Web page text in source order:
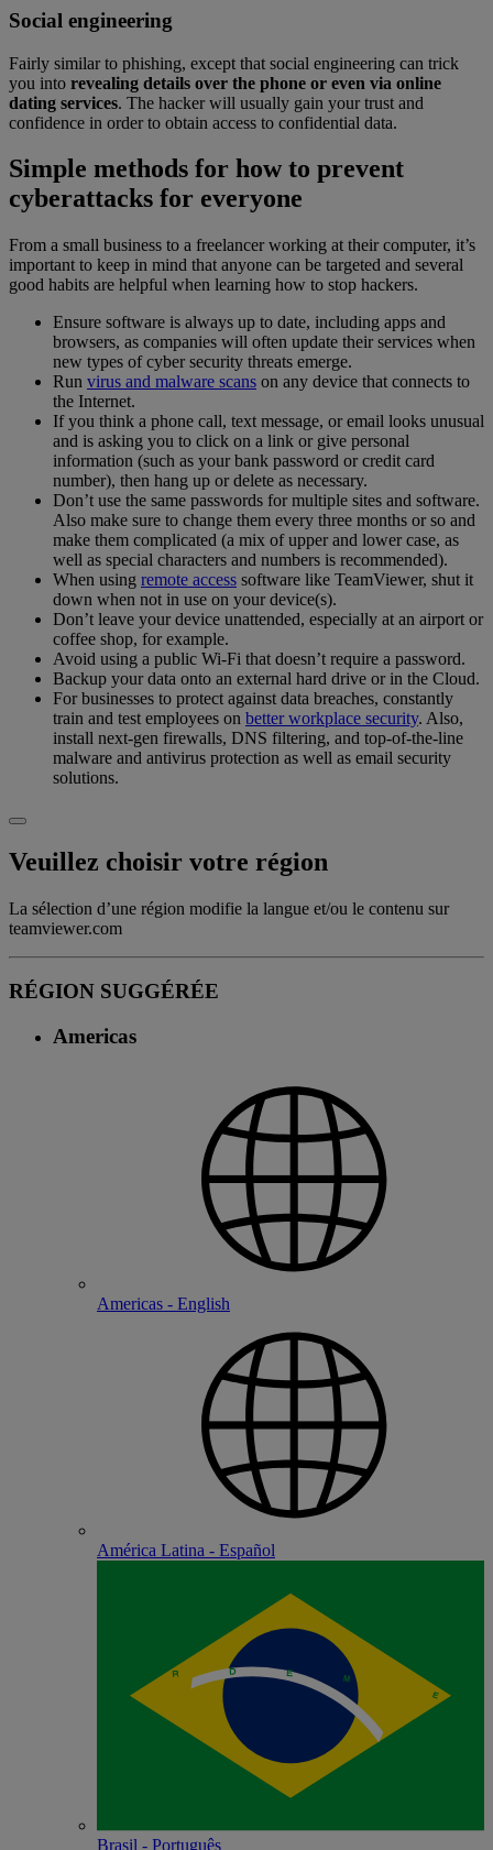
Social engineering
Fairly similar to phishing, except that social engineering can trick
you into revealing details over the phone or even via online
dating services. The hacker will usually gain your trust and
confidence in order to obtain access to confidential data.
Simple methods for how to prevent
cyberattacks for everyone
From a small business to a freelancer working at their computer, it’s
important to keep in mind that anyone can be targeted and several
good habits are helpful when learning how to stop hackers.
Ensure software is always up to date, including apps and
browsers, as companies will often update their services when
new types of cyber security threats emerge.
Run virus and malware scans on any device that connects to
the Internet.
If you think a phone call, text message, or email looks unusual
and is asking you to click on a link or give personal
information (such as your bank password or credit card
number), then hang up or delete as necessary.
Don’t use the same passwords for multiple sites and software.
Also make sure to change them every three months or so and
make them complicated (a mix of upper and lower case, as
well as special characters and numbers is recommended).
When using remote access software like TeamViewer, shut it
down when not in use on your device(s).
Don’t leave your device unattended, especially at an airport or
coffee shop, for example.
Avoid using a public Wi-Fi that doesn’t require a password.
Backup your data onto an external hard drive or in the Cloud.
For businesses to protect against data breaches, constantly
train and test employees on better workplace security. Also,
install next-gen firewalls, DNS filtering, and top-of-the-line
malware and antivirus protection as well as email security
solutions.
Veuillez choisir votre région
La sélection d’une région modifie la langue et/ou le contenu sur
teamviewer.com
RÉGION SUGGÉRÉE
Americas
Americas - English
América Latina - Español
Brasil - Português